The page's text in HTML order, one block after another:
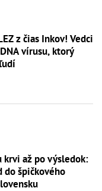
z čias Inkov! Vedci
vírusu, ktorý
krvi až po výsledok:
do špičkového